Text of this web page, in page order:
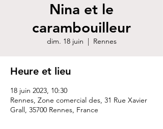
Nina et le
carambouilleur
dim. 18 juin
  |
Rennes
Heure et lieu
18 juin 2023, 10:30
Rennes, Zone comercial des, 31 Rue Xavier
Grall, 35700 Rennes, France